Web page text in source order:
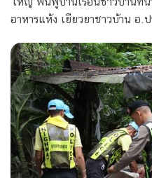
อาหารแห้ง เยียวยาชาวบ้าน อ.